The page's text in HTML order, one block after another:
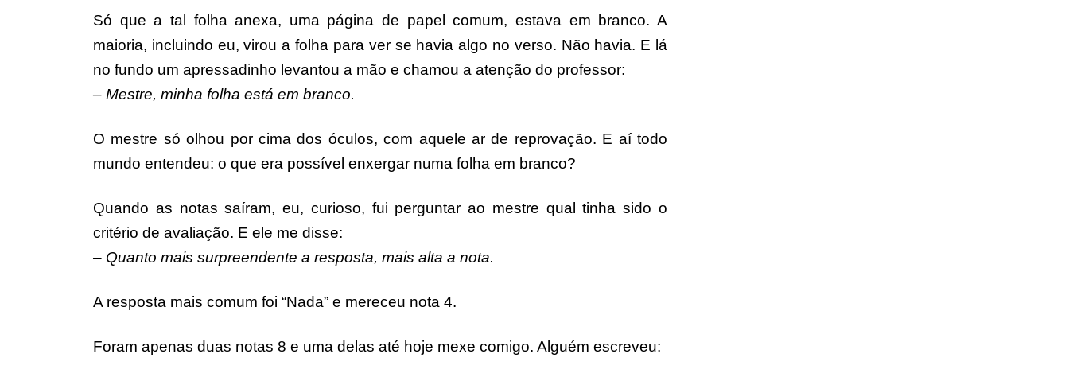
Só que a tal folha anexa, uma página de papel comum, estava em branco. A
maioria, incluindo eu, virou a folha para ver se havia algo no verso. Não havia. E lá
no fundo um apressadinho levantou a mão e chamou a atenção do professor:
– Mestre, minha folha está em branco.
O mestre só olhou por cima dos óculos, com aquele ar de reprovação. E aí todo
mundo entendeu: o que era possível enxergar numa folha em branco?
Quando as notas saíram, eu, curioso, fui perguntar ao mestre qual tinha sido o
critério de avaliação. E ele me disse:
– Quanto mais surpreendente a resposta, mais alta a nota.
A resposta mais comum foi “Nada” e mereceu nota 4.
Foram apenas duas notas 8 e uma delas até hoje mexe comigo. Alguém escreveu: